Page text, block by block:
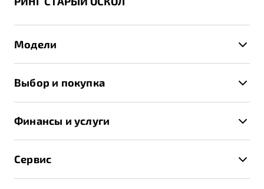
Модели
X70
Выбор и покупка
Спецпредложения и Акции
Записаться на тест-драйв
Получить предложение
Финансы и услуги
Трейд-ин
Сервис